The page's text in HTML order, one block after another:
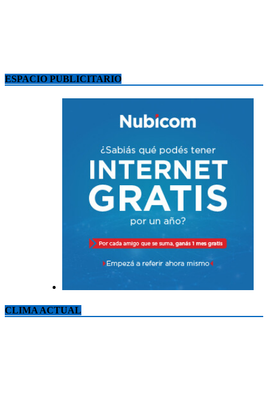
ESPACIO PUBLICITARIO
CLIMA ACTUAL